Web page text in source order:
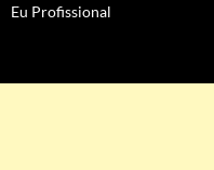
Eu Profissional